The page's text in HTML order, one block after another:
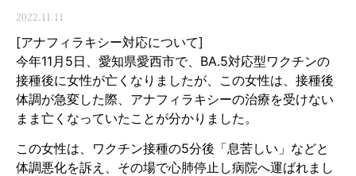
2022.11.11
[アナフィラキシー対応について]
今年11月5日、愛知県愛西市で、BA.5対応型ワクチンの
接種後に女性が亡くなりましたが、この女性は、接種後
体調が急変した際、アナフィラキシーの治療を受けない
まま亡くなっていたことが分かりました。
この女性は、ワクチン接種の5分後「息苦しい」などと
体調悪化を訴え、その場で心肺停止し病院へ運ばれまし